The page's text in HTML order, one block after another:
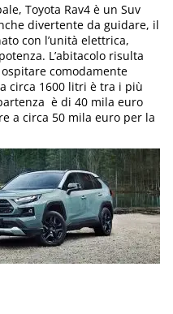
Toyota Rav4 è un Suv
divertente da guidare, il
con l’unità elettrica,
L’abitacolo risulta
comodamente
circa 1600 litri è tra i più
è di 40 mila euro
a circa 50 mila euro per la